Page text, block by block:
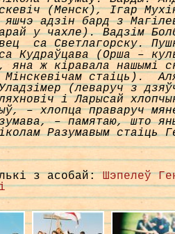
(Менск), Ігар
адзін бард з
у чахле). Вадзім
са Светлагорску.
Кудраўцава (Орша –
яна ж кіравала нашымі
стаіць).
(леваруч з
і Ларысай
– хлопца праваруч
– памятаю, што
Разумавым стаіць
з асобай:Шэпелеў